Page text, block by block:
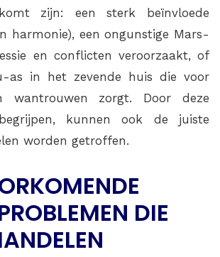
zijn: een sterk beïnvloede
harmonie), een onguns­ti­ge Mars-
en conflicten veroorzaakt, of
as in het zevende huis die voor
wantrouwen zorgt. Door deze
kunnen ook de juiste
worden getroffen.
DIE